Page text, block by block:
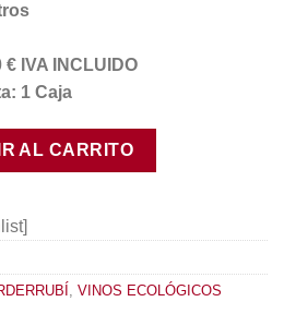
IVA INCLUIDO
1 Caja
Ecológico 2015 cantidad
AL CARRITO
, VINOS ECOLÓGICOS